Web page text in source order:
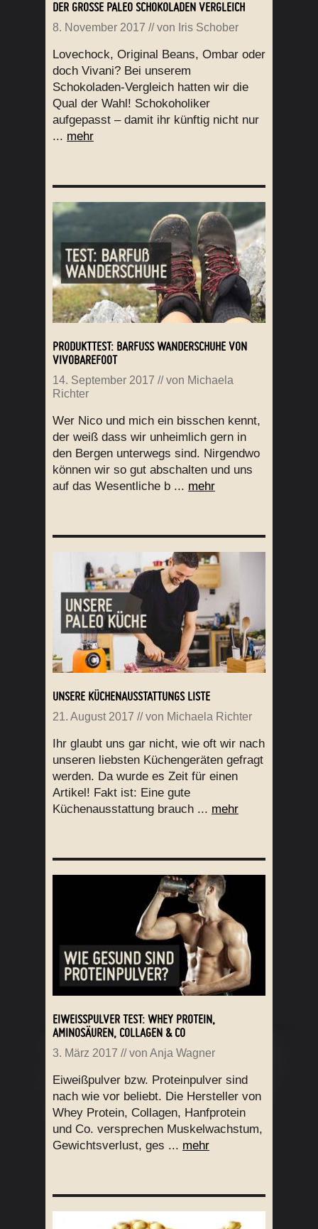
DER GROSSE PALEO SCHOKOLADEN VERGLEICH
8. November 2017 // von Iris Schober
Lovechock, Original Beans, Ombar oder
doch Vivani? Bei unserem
Schokoladen-Vergleich hatten wir die
Qual der Wahl! Schokoholiker
aufgepasst – damit ihr künftig nicht nur
... mehr
PRODUKTTEST: BARFUSS WANDERSCHUHE VON V
IVOBAREFOOT
14. September 2017 // von Michaela
Richter
Wer Nico und mich ein bisschen kennt,
der weiß dass wir unheimlich gern in
den Bergen unterwegs sind. Nirgendwo
können wir so gut abschalten und uns
auf das Wesentliche b ... mehr
UNSERE KÜCHENAUSSTATTUNGS LISTE
21. August 2017 // von Michaela Richter
Ihr glaubt uns gar nicht, wie oft wir nach
unseren liebsten Küchengeräten gefragt
werden. Da wurde es Zeit für einen
Artikel! Fakt ist: Eine gute
Küchenausstattung brauch ... mehr
EIWEISSPULVER TEST: WHEY PROTEIN, A
MINOSÄUREN, COLLAGEN & CO
3. März 2017 // von Anja Wagner
Eiweißpulver bzw. Proteinpulver sind
nach wie vor beliebt. Die Hersteller von
Whey Protein, Collagen, Hanfprotein
und Co. versprechen Muskelwachstum,
Gewichtsverlust, ges ... mehr